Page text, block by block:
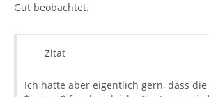
Gut beobachtet.
Zitat
Ich hätte aber eigentlich gern, dass